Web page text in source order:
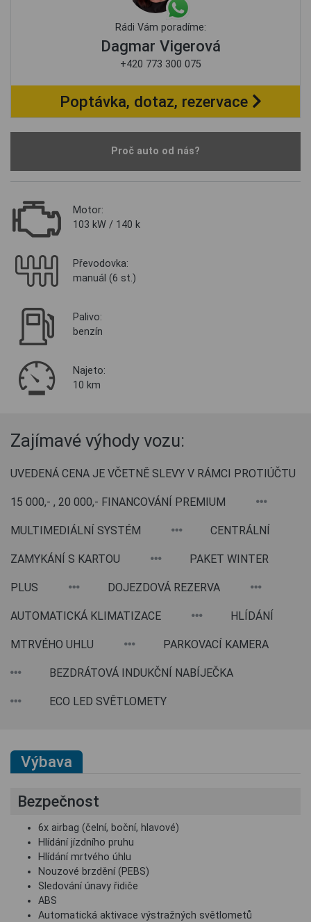
Rádi Vám poradíme:
Dagmar Vigerová
+420 773 300 075
Poptávka, dotaz, rezervace
Proč auto od nás?
Motor:
103 kW / 140 k
Převodovka:
manuál (6 st.)
Palivo:
benzín
Najeto:
10 km
Zajímavé výhody vozu:
UVEDENÁ CENA JE VČETNĚ SLEVY V RÁMCI PROTIÚČTU
15 000,- , 20 000,- FINANCOVÁNÍ PREMIUM
MULTIMEDIÁLNÍ SYSTÉM CENTRÁLNÍ
ZAMYKÁNÍ S KARTOU PAKET WINTER
PLUS DOJEZDOVÁ REZERVA
AUTOMATICKÁ KLIMATIZACE HLÍDÁNÍ
MTRVÉHO UHLU PARKOVACÍ KAMERA
BEZDRÁTOVÁ INDUKČNÍ NABÍJEČKA
ECO LED SVĚTLOMETY
Výbava
Bezpečnost
6x airbag (čelní, boční, hlavové)
Hlídání jízdního pruhu
Hlídání mrtvého úhlu
Nouzové brzdění (PEBS)
Sledování únavy řidiče
ABS
Automatická aktivace výstražných světlometů